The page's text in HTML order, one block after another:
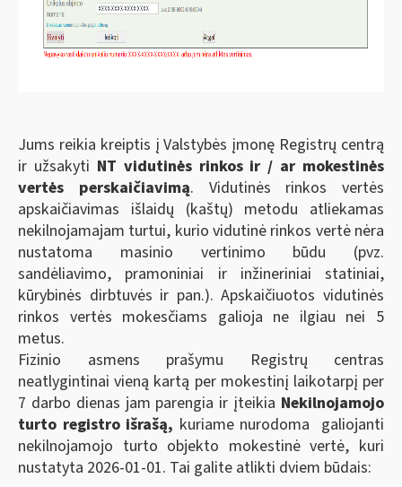
Jums reikia kreiptis į Valstybės įmonę Registrų centrą
ir užsakyti NT vidutinės rinkos ir / ar mokestinės
vertės perskaičiavimą. Vidutinės rinkos vertės
apskaičiavimas išlaidų (kaštų) metodu atliekamas
nekilnojamajam turtui, kurio vidutinė rinkos vertė nėra
nustatoma masinio vertinimo būdu (pvz.
sandėliavimo, pramoniniai ir inžineriniai statiniai,
kūrybinės dirbtuvės ir pan.). Apskaičiuotos vidutinės
rinkos vertės mokesčiams galioja ne ilgiau nei 5
metus.
Fizinio asmens prašymu Registrų centras
neatlygintinai vieną kartą per mokestinį laikotarpį per
7 darbo dienas jam parengia ir įteikia Nekilnojamojo
turto registro išrašą, kuriame nurodoma galiojanti
nekilnojamojo turto objekto mokestinė vertė, kuri
nustatyta 2026-01-01. Tai galite atlikti dviem būdais: